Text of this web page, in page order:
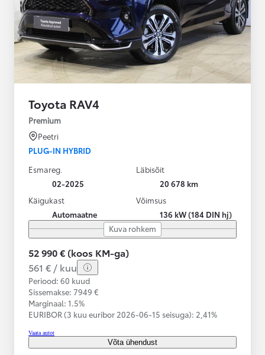
Toyota RAV4
Premium
Peetri
PLUG-IN HYBRID
Esmareg.
02-2025
Läbisõit
20 678 km
Käigukast
Automaatne
Võimsus
136 kW (184 DIN hj)
Kuva rohkem
52 990 € (koos KM-ga)
561 € / kuu
Periood: 60 kuud
Sissemakse: 7949 €
Marginaal: 1.5%
EURIBOR (3 kuu euribor 2026-06-15 seisuga): 2,41%
Vaata autot
Võta ühendust